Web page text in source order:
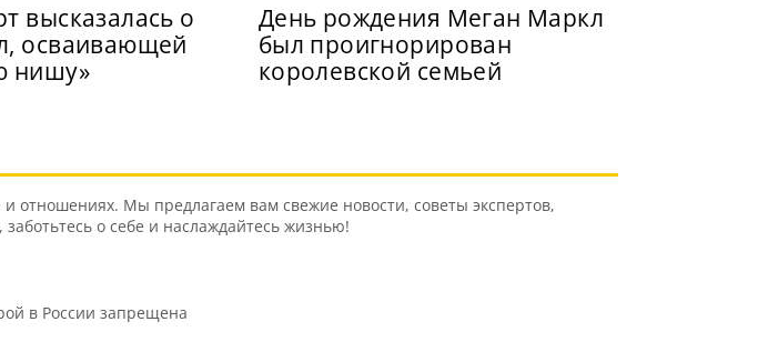
высказалась о
осваивающей
нишу»
День рождения Меган Маркл
был проигнорирован
королевской семьей
отношениях. Мы предлагаем вам свежие новости, советы экспертов,
о себе и наслаждайтесь жизнью!
в России запрещена